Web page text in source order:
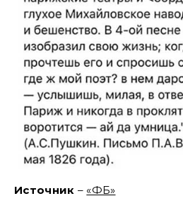
Источник – «ФБ»